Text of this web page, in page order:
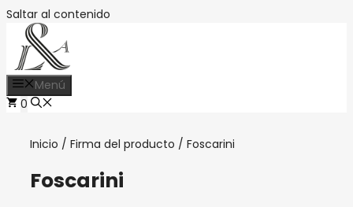
Saltar al contenido
Menú
0
Inicio / Firma del producto / Foscarini
Foscarini